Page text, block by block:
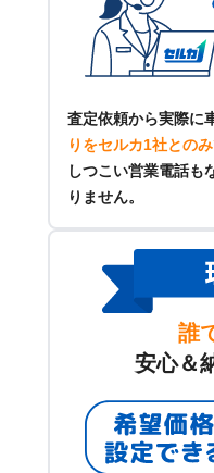
査定依頼から実際に
りをセルカ1社との
しつこい営業電話も
りません。
誰
安心＆